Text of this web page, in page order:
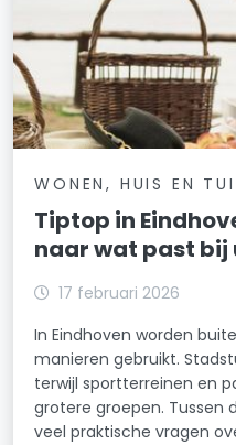
WONEN, HUIS EN
Tiptop in
naar wat past
17 februari 2026
In Eindhoven worden
manieren gebruikt.
terwijl sportterreinen en
grotere groepen. Tussen
veel praktische vragen